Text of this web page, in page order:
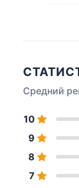
Средний
10
9
8
7